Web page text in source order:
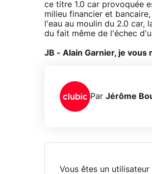
ce titre 1.0 car provoquée
milieu financier et
l'eau au moulin du 2.0 car,
du fait même de l'échec
JB - Alain Garnier, je vous
Par Jérôme
Vous êtes un utilisateur